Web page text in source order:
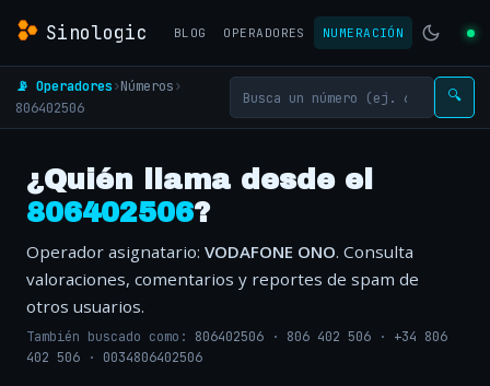
Sinologic BLOG OPERADORES NUMERACIÓN
📡 Operadores›Números›
806402506
🔍
¿Quién llama desde el
806402506?
Operador asignatario: VODAFONE ONO. Consulta
valoraciones, comentarios y reportes de spam de
otros usuarios.
También buscado como: 806402506 · 806 402 506 · +34 806
402 506 · 0034806402506